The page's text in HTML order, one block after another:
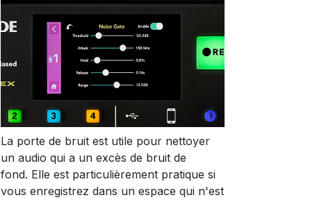
La porte de bruit est utile pour nettoyer
un audio qui a un excès de bruit de
fond. Elle est particulièrement pratique si
vous enregistrez dans un espace qui n'est